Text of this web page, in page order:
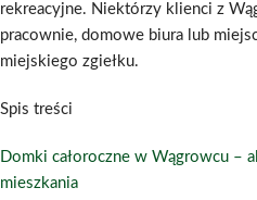
rekreacyjne. Niektórzy klienci z
pracownie, domowe biura lub
miejskiego zgiełku.
Spis treści
Domki całoroczne w Wągrowcu –
mieszkania